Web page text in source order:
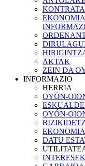
AKTAK
ZEIN DA
INFORMAZIO
HERRIA
OYÓN-
OYÓN-
EKONOMIA
DATU